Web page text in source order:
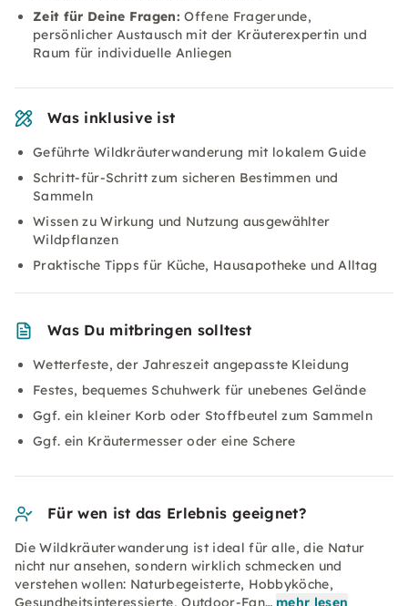
Zeit für Deine Fragen: Offene Fragerunde,
persönlicher Austausch mit der Kräuterexpertin und
Raum für individuelle Anliegen
Was inklusive ist
Geführte Wildkräuterwanderung mit lokalem Guide
Schritt-für-Schritt zum sicheren Bestimmen und
Sammeln
Wissen zu Wirkung und Nutzung ausgewählter
Wildpflanzen
Praktische Tipps für Küche, Hausapotheke und Alltag
Was Du mitbringen solltest
Wetterfeste, der Jahreszeit angepasste Kleidung
Festes, bequemes Schuhwerk für unebenes Gelände
Ggf. ein kleiner Korb oder Stoffbeutel zum Sammeln
Ggf. ein Kräutermesser oder eine Schere
Für wen ist das Erlebnis geeignet?
Die Wildkräuterwanderung ist ideal für alle, die Natur
nicht nur ansehen, sondern wirklich schmecken und
verstehen wollen: Naturbegeisterte, Hobbyköche,
Gesundheitsinteressierte, Outdoor-Fan… mehr lesen